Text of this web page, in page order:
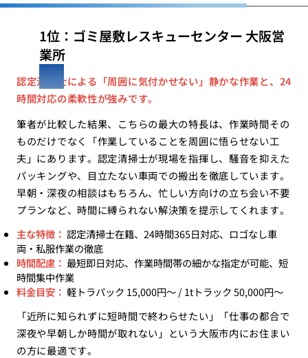
1位：ゴミ屋敷レスキューセンター 大阪営
業所
認定清掃士による「周囲に気付かせない」静かな作業と、24
時間対応の柔軟性が強みです。
筆者が比較した結果、こちらの最大の特長は、作業時間その
ものだけでなく「作業していることを周囲に悟らせない工
夫」にあります。認定清掃士が現場を指揮し、騒音を抑えた
パッキングや、目立たない車両での搬出を徹底しています。
早朝・深夜の相談はもちろん、忙しい方向けの立ち会い不要
プランなど、時間に縛られない解決策を提示してくれます。
主な特徴： 認定清掃士在籍、24時間365日対応、ロゴなし車
両・私服作業の徹底
時間配慮： 最短即日対応、作業時間帯の細かな指定が可能、短
時間集中作業
料金目安： 軽トラパック 15,000円〜 / 1tトラック 50,000円〜
「近所に知られずに短時間で終わらせたい」「仕事の都合で
深夜や早朝しか時間が取れない」という大阪市内にお住まい
の方に最適です。